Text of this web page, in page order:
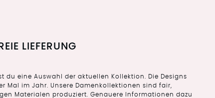
LIEFERUNG
du eine Auswahl der aktuellen Kollektion. Die Designs
Mal im Jahr. Unsere Damenkollektionen sind fair,
Materialen produziert. Genauere Informationen dazu